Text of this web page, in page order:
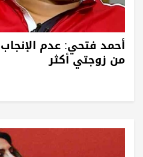
أحمد فتحي: عدم
من زوجتي أكثر